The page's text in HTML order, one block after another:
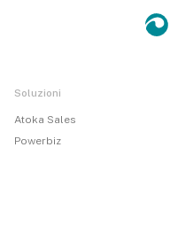
Soluzioni
Atoka Sales
Powerbiz